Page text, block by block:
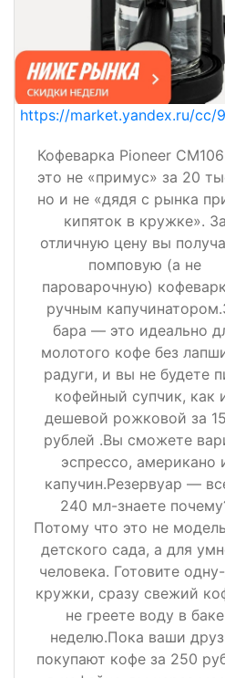
https://market.yandex.ru/cc/
Кофеварка Pioneer
это не «примус» за 20
но и не «дядя с рынка
кипяток в кружке». За
отличную цену вы
помповую (а не
пароварочную)
ручным
бара — это идеально
молотого кофе без
радуги, и вы не будете
кофейный супчик, как
дешевой рожковой за
рублей .Вы сможете
эспрессо, американо
капучин.Резервуар —
240 мл-знаете
Потому что это не
детского сада, а для
человека. Готовите
кружки, сразу свежий
не греете воду в баке
неделю.Пока ваши
покупают кофе за 250